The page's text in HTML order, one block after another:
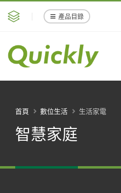
產品目錄
智慧家庭
首頁 數位生活 生活家電